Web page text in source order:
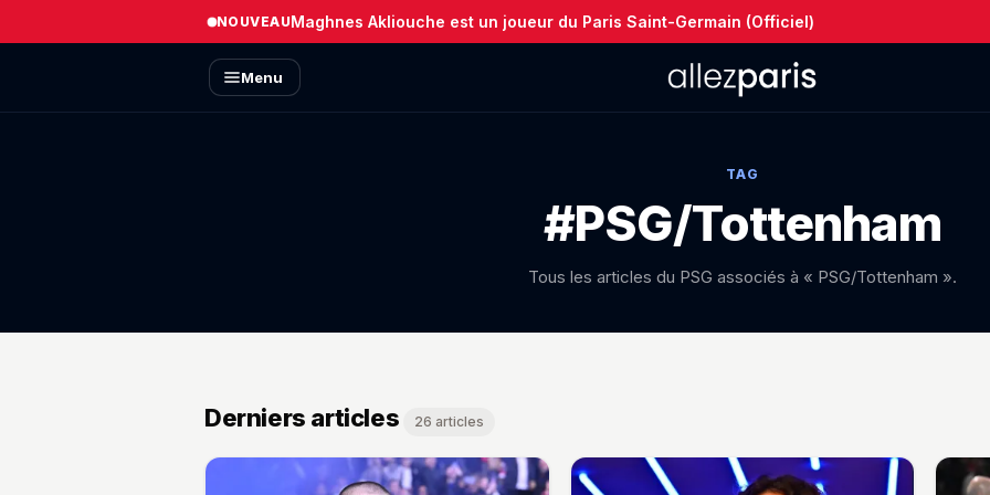
NOUVEAUMaghnes Akliouche est un joueur du Paris Saint-Germain (Officiel)
Menu
TAG
#PSG/Tottenham
Tous les articles du PSG associés à « PSG/Tottenham ».
Derniers articles 26 articles